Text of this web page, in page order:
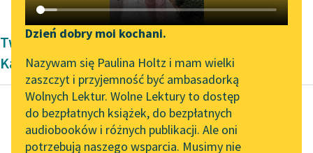
Katalog DAISY
Podkasty o książkach
Zgłoś brak utworu
Aktualności
Byliśmy częścią AI Impact
Lab
Zapraszamy na spotkanie
Narzędzia
Mapa Wolnych Lektur
Leśmianator
Przewodnik dla piszących i
Dzień dobry moi kochani.
Nazywam się Paulina Holtz i mam wielki
zaszczyt i przyjemność być ambasadorką
Wolnych Lektur. Wolne Lektury to dostęp
do bezpłatnych książek, do bezpłatnych
audiobooków i różnych publikacji. Ale oni
potrzebują naszego wsparcia. Musimy nie
Twórczość Romantyzm Zygmunta
Kaczkowskiego
Zygmunt Kaczkowski